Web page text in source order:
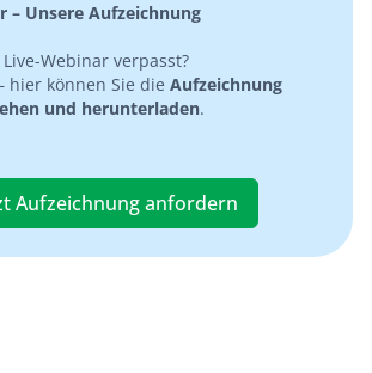
– Unsere Aufzeichnung
Webinar verpasst?
hier können Sie die Aufzeichnung
und herunterladen.
Aufzeichnung anfordern